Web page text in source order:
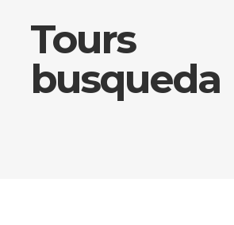
Tours
busqueda